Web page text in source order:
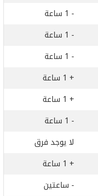
- 1 ساعة
- 1 ساعة
- 1 ساعة
+ 1 ساعة
+ 1 ساعة
- 1 ساعة
لا يوجد فرق
+ 1 ساعة
- ساعتين